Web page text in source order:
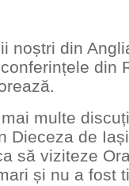
noștri din
din
multe
Dieceza de
să viziteze
și nu a fost